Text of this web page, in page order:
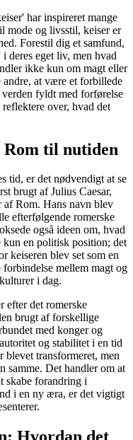
har inspireret mange
mode og livsstil, keiser er
Forestil dig et samfund,
deres eget liv, men hvad
ikke kun om magt eller
andre, at være et forbillede
fyldt med forførelse
over, hvad det
til nutiden
tid, er det nødvendigt at se
brugt af Julius Caesar,
af Rom. Hans navn blev
efterfølgende romerske
også ideen om, hvad
en politisk position; det
keiseren blev set som en
mellem magt og
i dag.
efter det romerske
brugt af forskellige
med konger og
og stabilitet i en tid
blevet transformeret, men
samme. Det handler om at
skabe forandring i
i en ny æra, er det vigtigt